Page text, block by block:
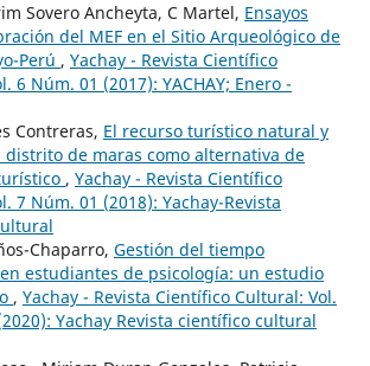
Sovero Ancheyta, C Martel, Ensayos
del MEF en el Sitio Arqueológico de
Perú , Yachay - Revista Científico
6 Núm. 01 (2017): YACHAY; Enero -
Contreras, El recurso turístico natural y
de maras como alternativa de
, Yachay - Revista Científico
7 Núm. 01 (2018): Yachay-Revista
Chaparro, Gestión del tiempo
estudiantes de psicología: un estudio
, Yachay - Revista Científico Cultural: Vol.
Yachay Revista científico cultural